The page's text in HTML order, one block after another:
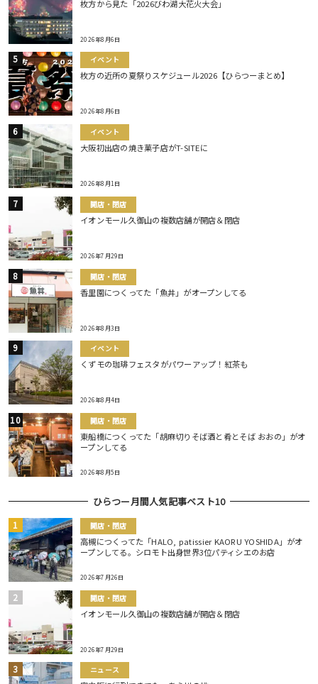
枚方から見た「2026びわ湖大花火大会」
2026年8月6日
イベント
枚方の近所の夏祭りスケジュール2026【ひらつーまとめ】
2026年8月6日
イベント
大阪初出店の焼き菓子店がT-SITEに
2026年8月1日
開店・閉店
イオンモール久御山の複数店舗が開店＆閉店
2026年7月29日
開店・閉店
香里園につくってた「魚丼」がオープンしてる
2026年8月3日
イベント
くずモの珈琲フェスタがパワーアップ！紅茶も
2026年8月4日
開店・閉店
東船橋につくってた「胡麻切りそば酒と肴とそば おおの」がオ
ープンしてる
2026年8月5日
ひらつー月間人気記事ベスト10
開店・閉店
高槻につくってた「HALO, patissier KAORU YOSHIDA」がオ
ープンしてる。シロモト出身世界3位パティシエのお店
2026年7月26日
開店・閉店
イオンモール久御山の複数店舗が開店＆閉店
2026年7月29日
ニュース